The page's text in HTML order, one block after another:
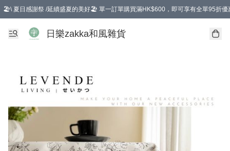
🏖️\ 夏日感謝祭 /延續盛夏的美好🏖️ 單一訂單購買滿HK$600，即可享有全單95折優
選擇GoGoX住宅/工商地址配送，單一訂單消費購物滿HK$680(折扣後），可享有
日樂zakka和風雜貨